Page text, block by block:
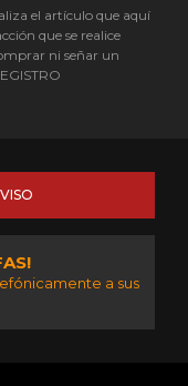
el artículo que aquí
que se realice
ni señar un
a sus